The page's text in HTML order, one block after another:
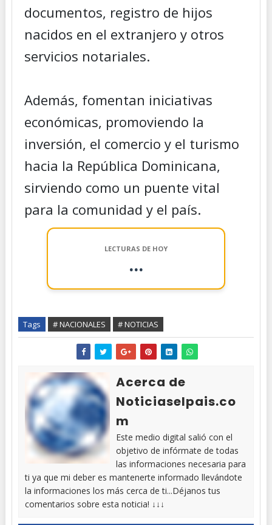
documentos, registro de hijos
nacidos en el extranjero y otros
servicios notariales.
Además, fomentan iniciativas
económicas, promoviendo la
inversión, el comercio y el turismo
hacia la República Dominicana,
sirviendo como un puente vital
para la comunidad y el país.
LECTURAS DE HOY
...
Tags # NACIONALES # NOTICIAS
Acerca de
Noticiaselpais.co
m
Este medio digital salió con el
objetivo de infórmate de todas
las informaciones necesaria para
ti ya que mi deber es mantenerte informado llevándote
la informaciones los más cerca de ti...Déjanos tus
comentarios sobre esta noticia! ↓↓↓